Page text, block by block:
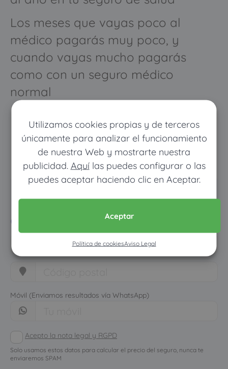
Utilizamos cookies propias y de terceros
únicamente para analizar el funcionamiento
de nuestra Web y mostrarte nuestra
publicidad. Aquílas puedes configurar o las
puedes aceptar haciendo clic en Aceptar.
Aceptar
Política de cookiesAviso Legal
Los meses que vayas poco al
médico pagarás muy poco, y
cuando vayas mucho pagarás
como con un seguro médico
normal
Pon tus datos y descubre
cuánto dinero ahorrarías
Móvil (Enviamos resultados vía WhatsApp)
Acepto la nota legal y RGPD
Solo usamos estos datos para calcular el precio del seguro, nunca te
enviaremos SPAM